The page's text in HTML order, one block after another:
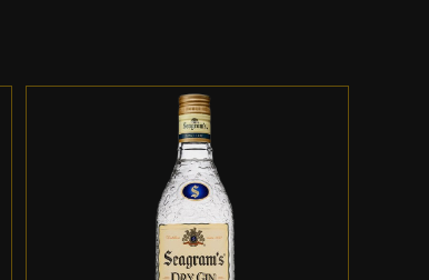
ADD TO CART / DETALLES